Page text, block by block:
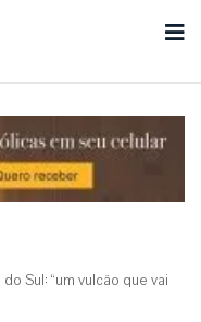
Sul: “um vulcão que vai